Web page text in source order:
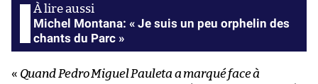
Michel Montana: « Je suis un peu orphelin des
chants du Parc »
« Quand Pedro Miguel Pauleta a marqué face à